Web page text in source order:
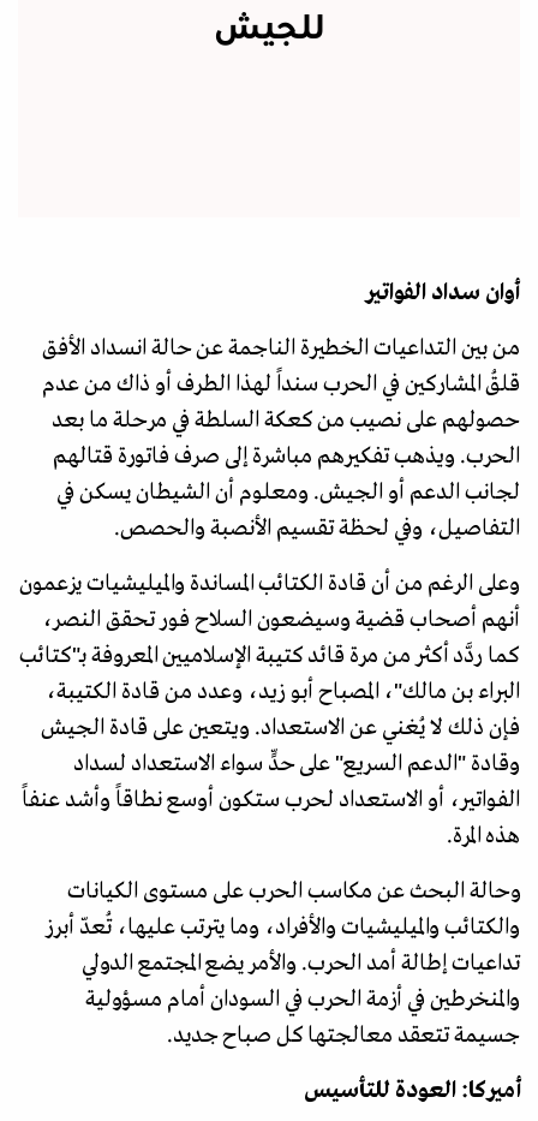
للجيش
أوان سداد الفواتير
من بين التداعيات الخطيرة الناجمة عن حالة انسداد الأفق
قلقُ المشاركين في الحرب سنداً لهذا الطرف أو ذاك من عدم
حصولهم على نصيب من كعكة السلطة في مرحلة ما بعد
الحرب. ويذهب تفكيرهم مباشرة إلى صرف فاتورة قتالهم
لجانب الدعم أو الجيش. ومعلوم أن الشيطان يسكن في
التفاصيل، وفي لحظة تقسيم الأنصبة والحصص.
وعلى الرغم من أن قادة الكتائب المساندة والميليشيات يزعمون
أنهم أصحاب قضية وسيضعون السلاح فور تحقق النصر،
كما ردَّد أكثر من مرة قائد كتيبة الإسلاميين المعروفة بـ"كتائب
البراء بن مالك"، المصباح أبو زيد، وعدد من قادة الكتيبة،
فإن ذلك لا يُغني عن الاستعداد. ويتعين على قادة الجيش
وقادة "الدعم السريع" على حدٍّ سواء الاستعداد لسداد
الفواتير، أو الاستعداد لحرب ستكون أوسع نطاقاً وأشد عنفاً
هذه المرة.
وحالة البحث عن مكاسب الحرب على مستوى الكيانات
والكتائب والميليشيات والأفراد، وما يترتب عليها، تُعدّ أبرز
تداعيات إطالة أمد الحرب. والأمر يضع المجتمع الدولي
والمنخرطين في أزمة الحرب في السودان أمام مسؤولية
جسيمة تتعقد معالجتها كل صباح جديد.
أميركا: العودة للتأسيس